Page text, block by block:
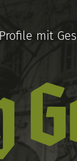
Profile mit